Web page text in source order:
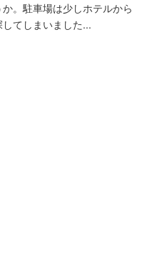
。駐車場は少しホテルから
てしまいました...